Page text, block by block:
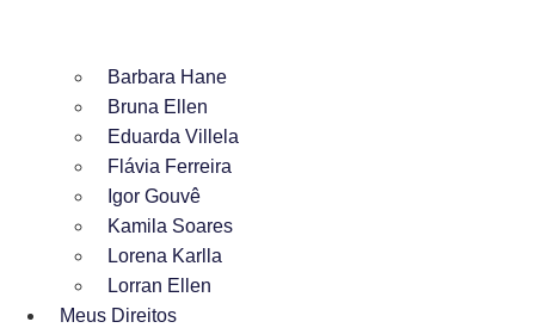
Barbara Hane
Bruna Ellen
Eduarda Villela
Flávia Ferreira
Igor Gouvê
Kamila Soares
Lorena Karlla
Lorran Ellen
Meus Direitos